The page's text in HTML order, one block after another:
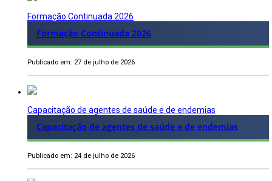
Formação Continuada 2026
Formação Continuada 2026
Publicado em: 27 de julho de 2026
Capacitação de agentes de saúde e de endemias
Capacitação de agentes de saúde e de endemias
Publicado em: 24 de julho de 2026